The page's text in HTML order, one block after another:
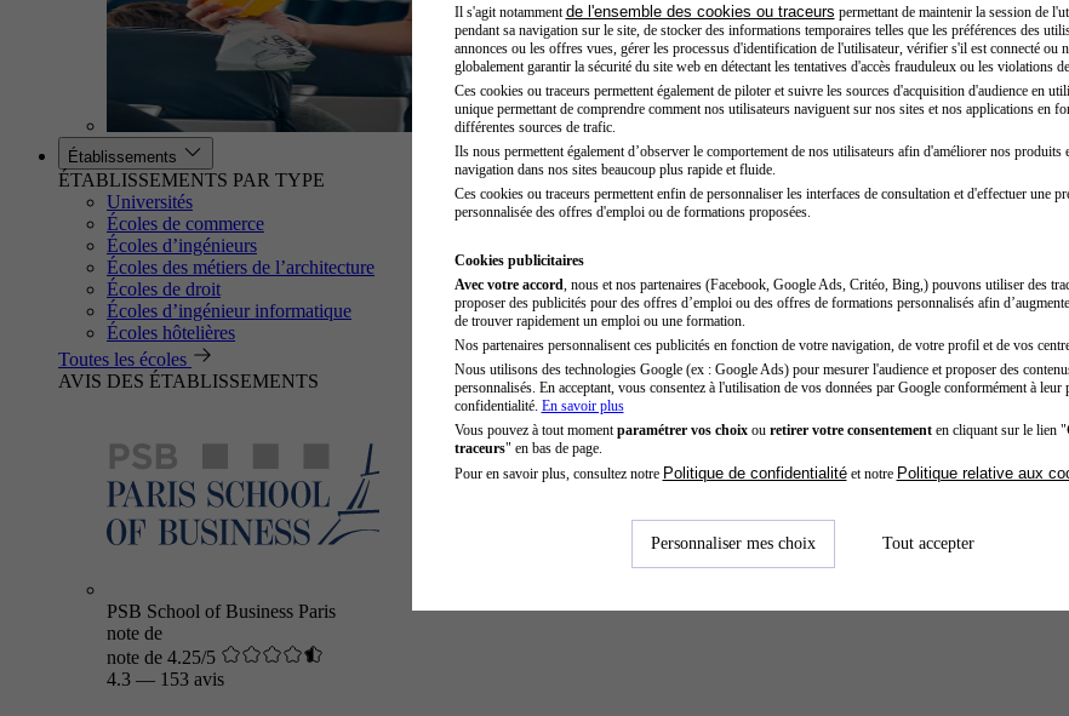
Établissements
ÉTABLISSEMENTS PAR TYPE
Universités
Écoles de commerce
Écoles d’ingénieurs
Écoles des métiers de l’architecture
Écoles de droit
Écoles d’ingénieur informatique
Écoles hôtelières
Toutes les écoles
AVIS DES ÉTABLISSEMENTS
PSB School of Business Paris
note de
note de 4.25/5
4.3 — 153 avis
Il s'agit notamment de l'ensemble des cookies ou traceurs permettant de maintenir la session de
pendant sa navigation sur le site, de stocker des informations temporaires telles que les préférences des
annonces ou les offres vues, gérer les processus d'identification de l'utilisateur, vérifier s'il est connecté ou
globalement garantir la sécurité du site web en détectant les tentatives d'accès frauduleux ou les violations
Ces cookies ou traceurs permettent également de piloter et suivre les sources d'acquisition d'audience en
unique permettant de comprendre comment nos utilisateurs naviguent sur nos sites et nos applications en
différentes sources de trafic.
Ils nous permettent également d’observer le comportement de nos utilisateurs afin d'améliorer nos produits
navigation dans nos sites beaucoup plus rapide et fluide.
Ces cookies ou traceurs permettent enfin de personnaliser les interfaces de consultation et d'effectuer une
personnalisée des offres d'emploi ou de formations proposées.
Cookies publicitaires
Avec votre accord , nous et nos partenaires (Facebook, Google Ads, Critéo, Bing,) pouvons utiliser des
proposer des publicités pour des offres d’emploi ou des offres de formations personnalisés afin
de trouver rapidement un emploi ou une formation.
Nos partenaires personnalisent ces publicités en fonction de votre navigation, de votre profil et de vos
Nous utilisons des technologies Google (ex : Google Ads) pour mesurer l'audience et proposer des
personnalisés. En acceptant, vous consentez à l'utilisation de vos données par Google conformément à leur
confidentialité. En savoir plus
Vous pouvez à tout moment paramétrer vos choixou retirer votre consentementen cliquant sur le lien "
traceurs" en bas de page.
Pour en savoir plus, consultez notre Politique de confidentialitéet notre Politique relative aux
Personnaliser mes choix Tout accepter